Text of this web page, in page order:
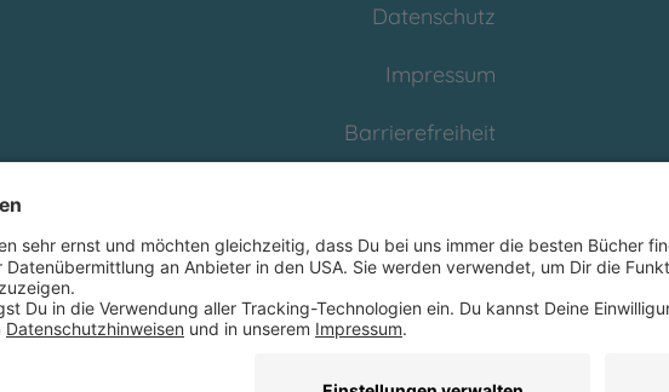
Datenschutz
Impressum
Barrierefreiheit
Partnerprogramm
(Affiliate)